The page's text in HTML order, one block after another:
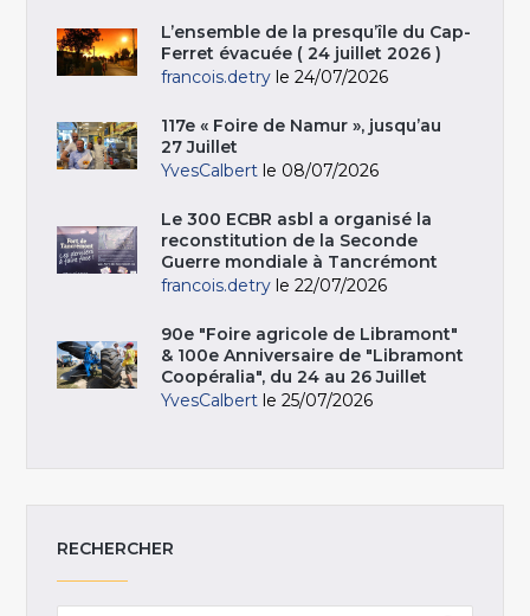
L’ensemble de la presqu’île du Cap-
Ferret évacuée ( 24 juillet 2026 )
francois.detry le 24/07/2026
117e « Foire de Namur », jusqu’au
27 Juillet
YvesCalbert le 08/07/2026
Le 300 ECBR asbl a organisé la
reconstitution de la Seconde
Guerre mondiale à Tancrémont
francois.detry le 22/07/2026
90e "Foire agricole de Libramont"
& 100e Anniversaire de "Libramont
Coopéralia", du 24 au 26 Juillet
YvesCalbert le 25/07/2026
RECHERCHER